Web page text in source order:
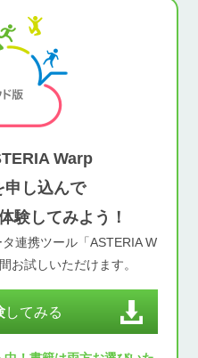
Warp
申し込んで
験してみよう！
連携ツール「ASTERIA W
お試しいただけます。
してみる